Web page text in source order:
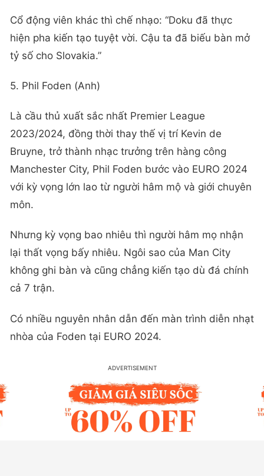
Cổ động viên khác thì chế nhạo: “Doku đã thực
hiện pha kiến tạo tuyệt vời. Cậu ta đã biếu bàn mở
tỷ số cho Slovakia.”
5. Phil Foden (Anh)
Là cầu thủ xuất sắc nhất Premier League
2023/2024, đồng thời thay thế vị trí Kevin de
Bruyne, trở thành nhạc trưởng trên hàng công
Manchester City, Phil Foden bước vào EURO 2024
với kỳ vọng lớn lao từ người hâm mộ và giới chuyên
môn.
Nhưng kỳ vọng bao nhiêu thì người hâm mọ nhận
lại thất vọng bấy nhiêu. Ngôi sao của Man City
không ghi bàn và cũng chẳng kiến tạo dù đá chính
cả 7 trận.
Có nhiều nguyên nhân dẫn đến màn trình diễn nhạt
nhòa của Foden tại EURO 2024.